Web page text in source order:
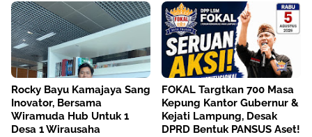
Rocky Bayu Kamajaya Sang
Inovator, Bersama
Wiramuda Hub Untuk 1
Desa 1 Wirausaha
FOKAL Targtkan 700 Masa
Kepung Kantor Gubernur &
Kejati Lampung, Desak
DPRD Bentuk PANSUS Aset!